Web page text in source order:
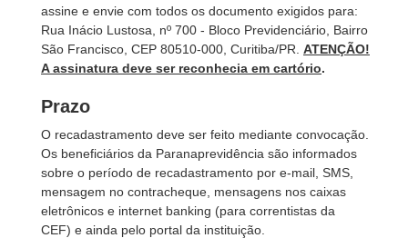
assine e envie com todos os documento exigidos para:
Rua Inácio Lustosa, nº 700 - Bloco Previdenciário, Bairro
São Francisco, CEP 80510-000, Curitiba/PR. ATENÇÃO!
A assinatura deve ser reconhecia em cartório.
Prazo
O recadastramento deve ser feito mediante convocação.
Os beneficiários da Paranaprevidência são informados
sobre o período de recadastramento por e-mail, SMS,
mensagem no contracheque, mensagens nos caixas
eletrônicos e internet banking (para correntistas da
CEF) e ainda pelo portal da instituição.